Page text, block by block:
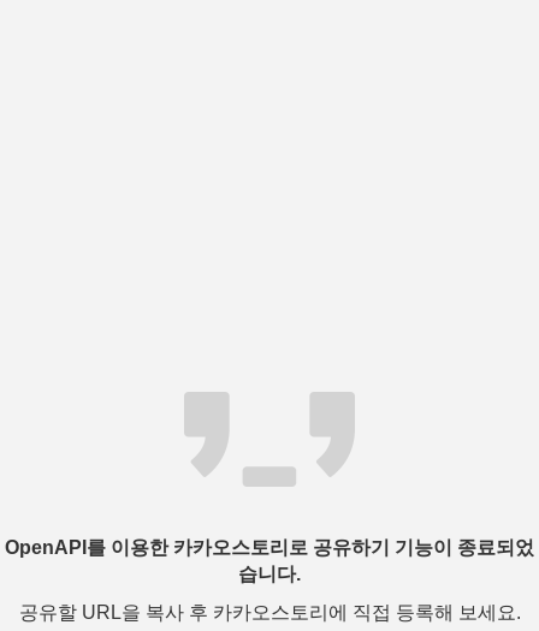
OpenAPI를 이용한 카카오스토리로 공유하기 기능이 종료되었
습니다.
공유할 URL을 복사 후 카카오스토리에 직접 등록해 보세요.